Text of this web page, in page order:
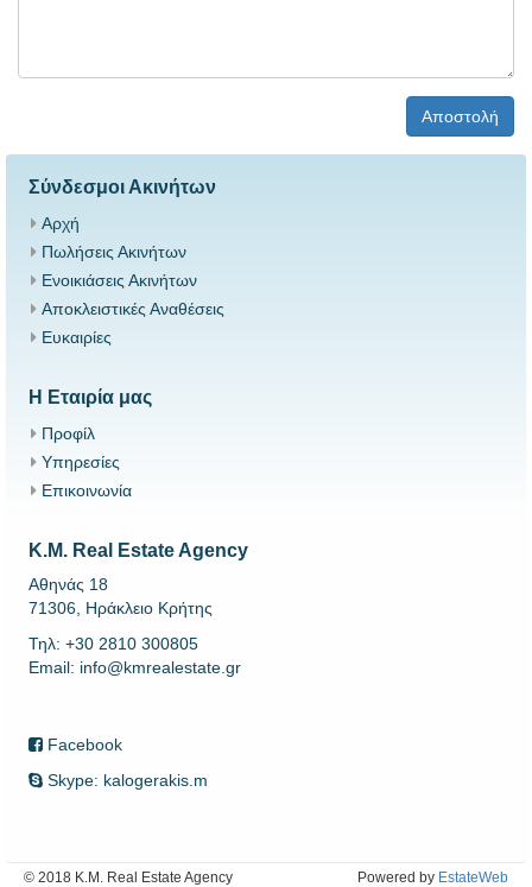
Αποστολή
Σύνδεσμοι Ακινήτων
Αρχή
Πωλήσεις Ακινήτων
Ενοικιάσεις Ακινήτων
Αποκλειστικές Αναθέσεις
Ευκαιρίες
Η Εταιρία μας
Προφίλ
Υπηρεσίες
Επικοινωνία
K.M. Real Estate Agency
Αθηνάς 18
71306, Ηράκλειο Κρήτης
Τηλ: +30 2810 300805
Email: info@kmrealestate.gr
Facebook
Skype: kalogerakis.m
© 2018 K.M. Real Estate Agency Powered by EstateWeb